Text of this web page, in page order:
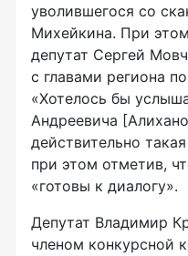
уволившегося со
Михейкина. При
депутат Сергей
с главами региона
«Хотелось бы
Андреевича
действительно
при этом отметив,
«готовы к диалогу».
Депутат Владимир
членом конкурсной